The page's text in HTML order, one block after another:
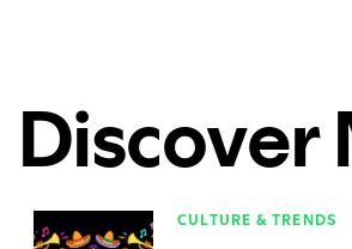
Discover
CULTURE & TRENDS